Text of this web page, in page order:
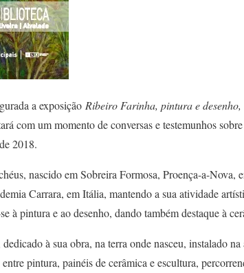
a exposição Ribeiro Farinha, pintura e desenho,
com um momento de conversas e testemunhos
2018.
nascido em Sobreira Formosa, Proença-a-Nova,
Carrara, em Itália, mantendo a sua atividade
à pintura e ao desenho, dando também destaque à
à sua obra, na terra onde nasceu, instalado
pintura, painéis de cerâmica e escultura,